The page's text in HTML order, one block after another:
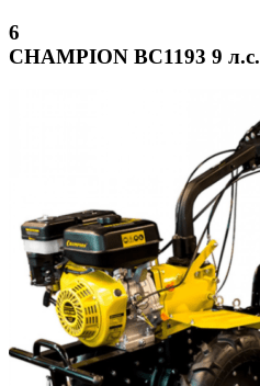
6
CHAMPION BC1193 9 л.с.